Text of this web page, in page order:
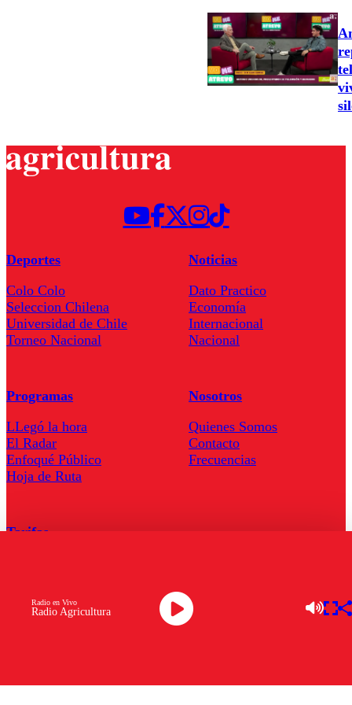
Radio Agricultura
Radio en Vivo
Deportes
Colo Colo
Seleccion Chilena
Universidad de Chile
Torneo Nacional
Noticias
Dato Practico
Economía
Internacional
Nacional
Programas
LLegó la hora
El Radar
Enfoqué Público
Hoja de Ruta
Nosotros
Quienes Somos
Contacto
Frecuencias
Tarifas
Descarga la APP